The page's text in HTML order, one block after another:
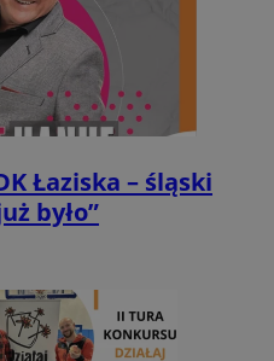
Łaziska – śląski
było”